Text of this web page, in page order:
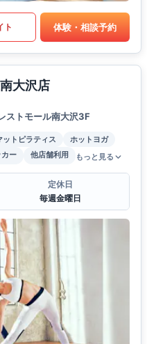
ト 体験・相談予約
大沢店
ストモール南大沢3F
ットピラティス
ホットヨガ
カー 他店舗利用 もっと見る
定休日
毎週金曜日